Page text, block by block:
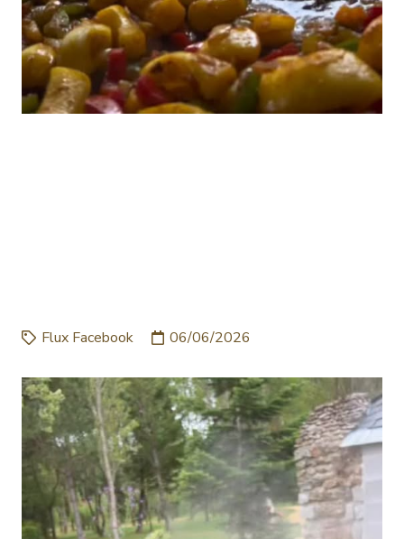
Flux Facebook 06/06/2026